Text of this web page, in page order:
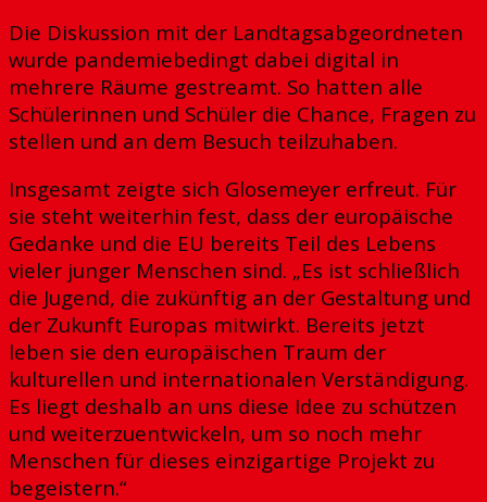
Die Diskussion mit der Landtagsabgeordneten
wurde pandemiebedingt dabei digital in
mehrere Räume gestreamt. So hatten alle
Schülerinnen und Schüler die Chance, Fragen zu
stellen und an dem Besuch teilzuhaben.
Insgesamt zeigte sich Glosemeyer erfreut. Für
sie steht weiterhin fest, dass der europäische
Gedanke und die EU bereits Teil des Lebens
vieler junger Menschen sind. „Es ist schließlich
die Jugend, die zukünftig an der Gestaltung und
der Zukunft Europas mitwirkt. Bereits jetzt
leben sie den europäischen Traum der
kulturellen und internationalen Verständigung.
Es liegt deshalb an uns diese Idee zu schützen
und weiterzuentwickeln, um so noch mehr
Menschen für dieses einzigartige Projekt zu
begeistern.“